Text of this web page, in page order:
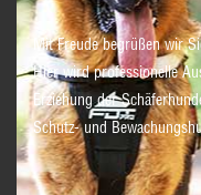
Mit Freude begrüßen wir
Hier wird professionelle
Erziehung der
Schutz- und